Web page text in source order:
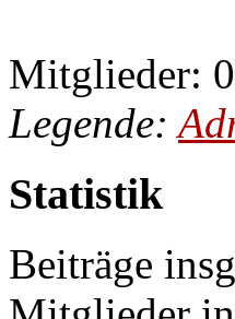
Mitglieder:
Legende:
Statistik
Beiträge